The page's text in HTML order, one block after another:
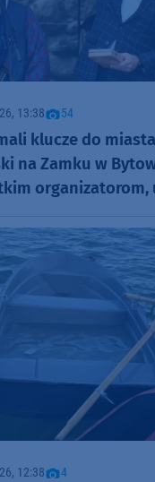
13:38 54
klucze do
na Zamku w
12:38 4